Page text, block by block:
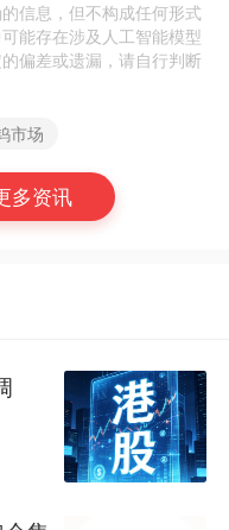
信息，但不构成任何形式
能存在涉及人工智能模型
偏差或遗漏，请自行判断
市场
多资讯